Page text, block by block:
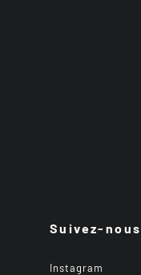
Suivez-nous
Instagram